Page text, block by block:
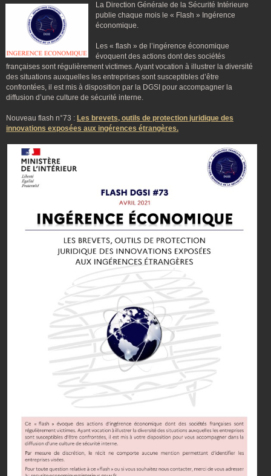
La Direction Générale de la Sécurité Intérieure
publie chaque mois le « Flash » Ingérence
économique.
Les « flash » de l’ingérence économique
évoquent des actions dont des sociétés
françaises sont régulièrement victimes. Ayant vocation à illustrer la diversité
des situations auxquelles les entreprises sont susceptibles d’être
confrontées, il est mis à disposition par la DGSI pour accompagner la
diffusion d’une culture de sécurité interne.
Nouveau flash n°73 : Les brevets, outils de protection juridique des
innovations exposées aux ingérences étrangères.